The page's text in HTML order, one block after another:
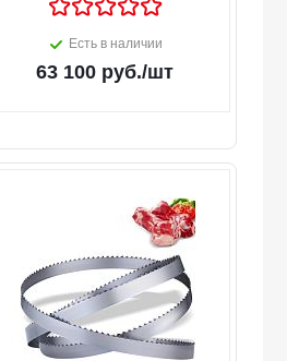
Есть в наличии
63 100 руб./шт